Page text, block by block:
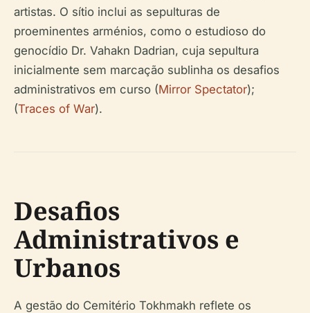
artistas. O sítio inclui as sepulturas de
proeminentes arménios, como o estudioso do
genocídio Dr. Vahakn Dadrian, cuja sepultura
inicialmente sem marcação sublinha os desafios
administrativos em curso (Mirror Spectator);
(Traces of War).
Desafios
Administrativos e
Urbanos
A gestão do Cemitério Tokhmakh reflete os